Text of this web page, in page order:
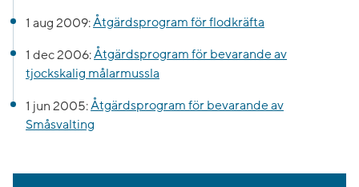
1 aug 2009:Åtgärdsprogram för flodkräfta
1 dec 2006:Åtgärdsprogram för bevarande av
tjockskalig målarmussla
1 jun 2005:Åtgärdsprogram för bevarande av
Småsvalting